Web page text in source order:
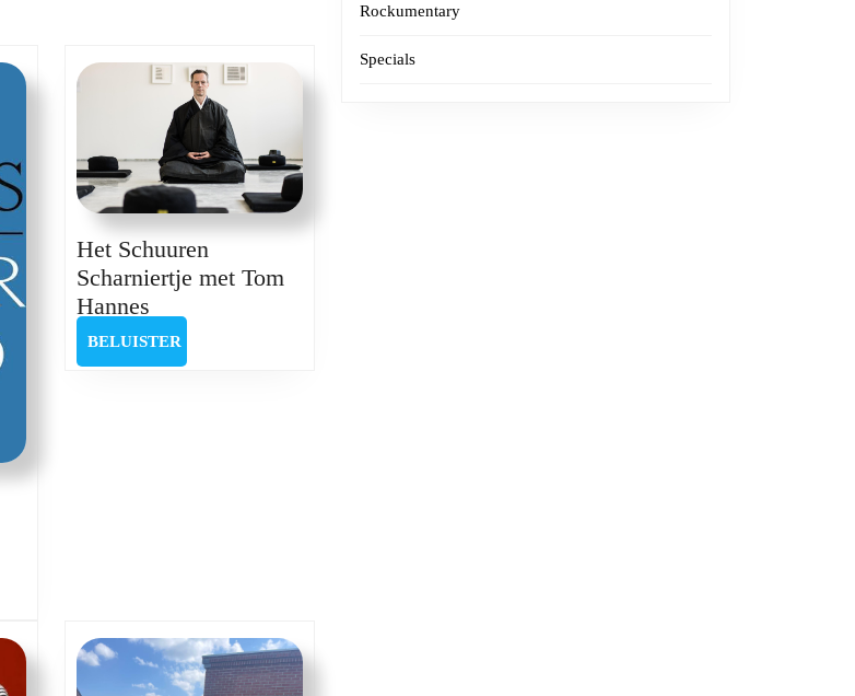
Het Schuuren
Scharniertje met Tom
HannesHet
Schuuren
Scharniertje
BELUISTERBELUISTER
Rockumentary
Specials